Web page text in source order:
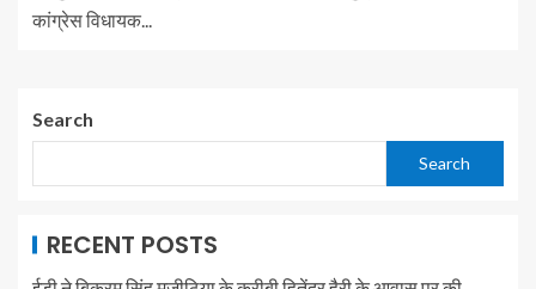
कांग्रेस विधायक...
Search
Search
RECENT POSTS